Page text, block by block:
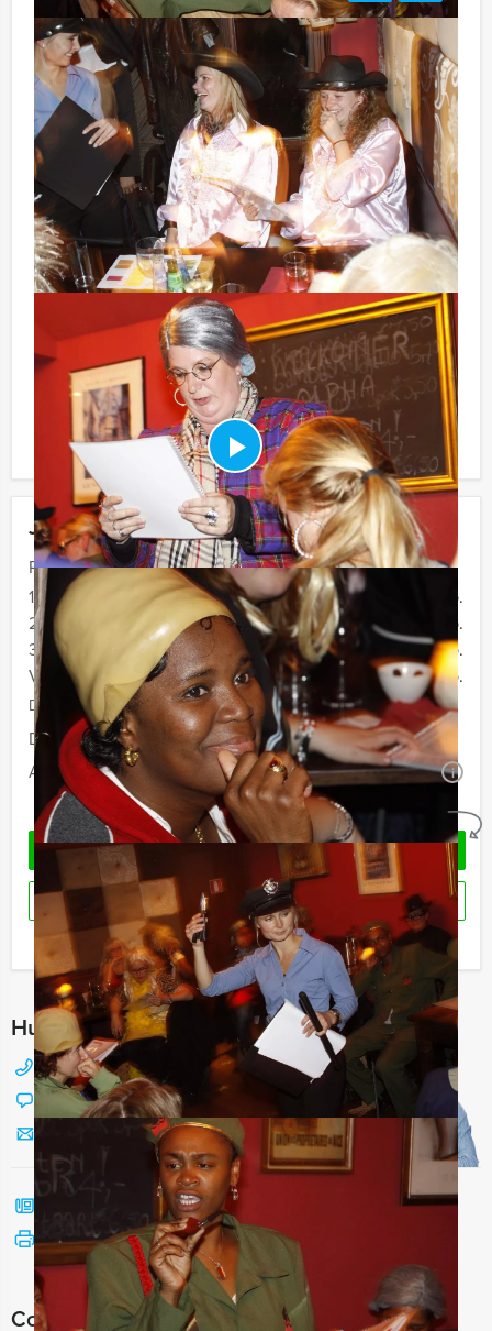
Jouw uitje
Prijs :
10 - 19 personen
€ 74,50 p.p.
20 - 29 personen
€ 72,50 p.p.
30 - 39 pesonen
€ 67,50 p.p.
Vanaf 40 personen
€ 64,50 p.p.
De prijzen zijn exclusief BTW
Duur:
4 uur
Aantal:
Minimaal 10 personen i
Geheel vrijblijvend
OFFERTE AANVRAGEN
RESERVEREN
Ik heb een vraag over dit uitje
Hulp nodig bij het kiezen?
088 428 81 17
Chat met Jeroen
Stuur ons een mailtje
Bekijk printbare versie
Bezorgkosten (meerprijs):
Deventer € 100,- excl. BTW
Optioneel:
Niet telkens uw knip hoeven trekken om uw drankje af
te rekenen? Voor € 13,50 per persoon per uur dat u in
het restaurant doorbrengt (excl. BTW) kunt u
gebruikmaken van het drankarrangement, waarbij u
onbeperkt kunt genieten van bier, fris, huiswijn, koffie
en thee. En…zo komt u ook achteraf niet voor
verrassingen te staan!
Komt u niet aan het minimale aantal deelnemers? Als u
bereid bent voor het minimale aantal te betalen, kunt u
ook gewoon voor minder personen boeken!
Combineer dit uitje met: